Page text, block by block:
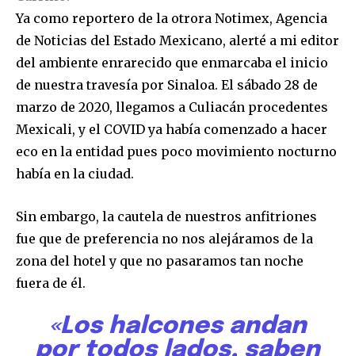
Ya como reportero de la otrora Notimex, Agencia
de Noticias del Estado Mexicano, alerté a mi editor
del ambiente enrarecido que enmarcaba el inicio
de nuestra travesía por Sinaloa. El sábado 28 de
marzo de 2020, llegamos a Culiacán procedentes
Mexicali, y el COVID ya había comenzado a hacer
eco en la entidad pues poco movimiento nocturno
había en la ciudad.
Sin embargo, la cautela de nuestros anfitriones
fue que de preferencia no nos alejáramos de la
zona del hotel y que no pasaramos tan noche
fuera de él.
«Los halcones andan
por todos lados, saben